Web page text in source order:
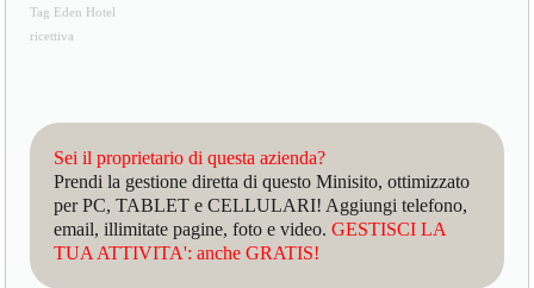
Tag Eden Hotel
ricettiva
Sei il proprietario di questa azienda?
Prendi la gestione diretta di questo Minisito, ottimizzato
per PC, TABLET e CELLULARI! Aggiungi telefono,
email, illimitate pagine, foto e video.GESTISCI LA
TUA ATTIVITA': anche GRATIS!